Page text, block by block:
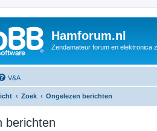
Hamforum.nl
Zendamateur forum en elektronica
V&A
Zoek Ongelezen berichten
berichten